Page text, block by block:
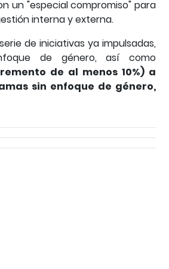
un "especial compromiso" para
interna y externa.
de iniciativas ya impulsadas,
de género, así como
de al menos 10%) a
sin enfoque de género,